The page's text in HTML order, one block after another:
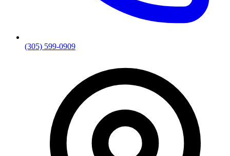
(305) 599-0909